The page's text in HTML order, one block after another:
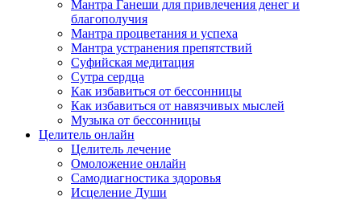
Мантра Ганеши для привлечения денег и
благополучия
Мантра процветания и успеха
Мантра устранения препятствий
Суфийская медитация
Сутра сердца
Как избавиться от бессонницы
Как избавиться от навязчивых мыслей
Музыка от бессонницы
Целитель онлайн
Целитель лечение
Омоложение онлайн
Самодиагностика здоровья
Исцеление Души